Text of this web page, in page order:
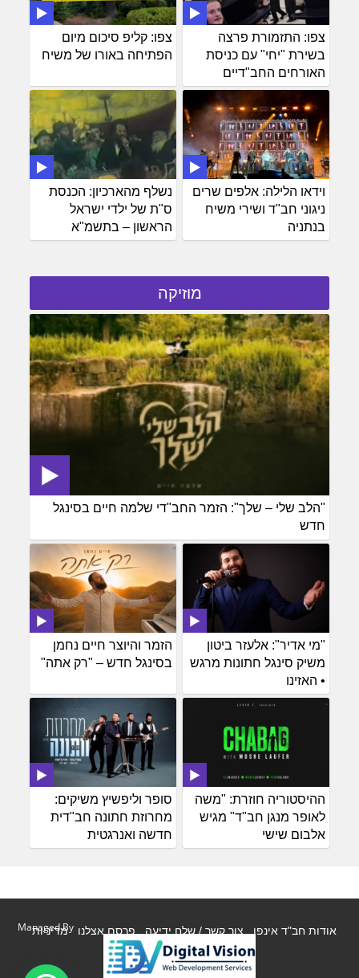
צפו: קליפ סיכום מיום
הפתיחה באורו של משיח
צפו: התזמורת פרצה
בשירת "יחי" עם כניסת
האורחים החב"דיים
נשלף מהארכיון: הכנסת
ס"ת של ילדי ישראל
הראשון – בתשמ"א
וידאו הלילה: אלפים שרים
ניגוני חב"ד ושירי משיח
בנתניה
מוזיקה
"הלב שלי – שלך": הזמר החב"די שלמה חיים בסינגל
חדש
הזמר והיוצר חיים נחמן
בסינגל חדש – "רק אתה"
"מי אדיר": אלעזר ביטון
משיק סינגל חתונות מרגש
• האזינו
סופר וליפשיץ משיקים:
מחרוזת חתונה חב"דית
חדשה ואנרגטית
ההיסטוריה חוזרת: "משה
לאופר מנגן חב"ד" מגיש
אלבום שישי
אודות חב"ד אינפו צור קשר / שלח ידיעה פרסם אצלנו מדיניות
Managed By